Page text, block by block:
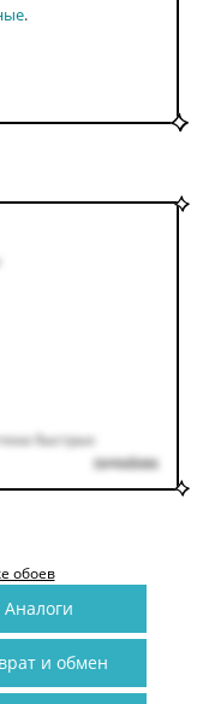
быстрых
подробнее
обоев
Аналоги
и обмен